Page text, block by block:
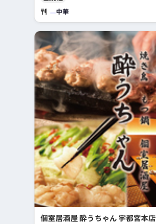
中華
個室居酒屋 酔うちゃん 宇都宮本店